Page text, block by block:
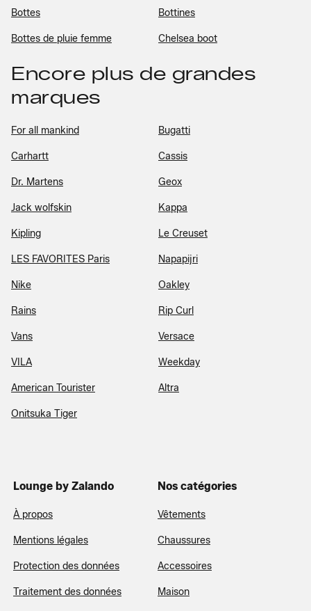
Bottes Bottines
Bottes de pluie femme Chelsea boot
Encore plus de grandes
marques
For all mankind Bugatti
Carhartt Cassis
Dr. Martens Geox
Jack wolfskin Kappa
Kipling Le Creuset
LES FAVORITES Paris Napapijri
Nike Oakley
Rains Rip Curl
Vans Versace
VILA Weekday
American Tourister Altra
Onitsuka Tiger
Lounge by Zalando
À propos
Mentions légales
Protection des données
Traitement des données
Nos catégories
Vêtements
Chaussures
Accessoires
Maison